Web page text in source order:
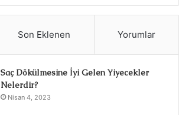
Son Eklenen Yorumlar
Saç Dökülmesine İyi Gelen Yiyecekler
Nelerdir?
Nisan 4, 2023